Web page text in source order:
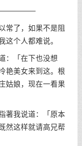
了，如果不是阻
这个人都难说。
「在下也没想
艳美女来到这。根
姑娘，现在一看果
我说道：「原本
然这样就请高兄帮